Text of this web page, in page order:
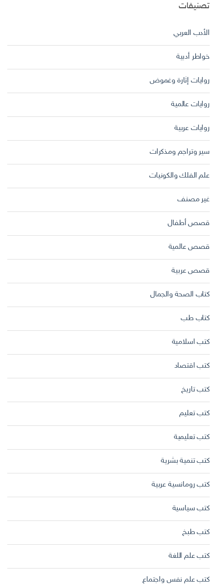
تصنيفات
الأدب العربي
خواطر أدبية
روايات إثارة وغموض
روايات عالمية
روايات عربية
سير وتراجم ومذكرات
علم الفلك والكونيات
غير مصنف
قصص أطفال
قصص عالمية
قصص عربية
كتاب الصحة والجمال
كتاب طب
كتب اسلامية
كتب اقتصاد
كتب تاريخ
كتب تعليم
كتب تعليمية
كتب تنمية بشرية
كتب رومانسية عربية
كتب سياسية
كتب طبخ
كتب علم اللغة
كتب علم نفس واجتماع